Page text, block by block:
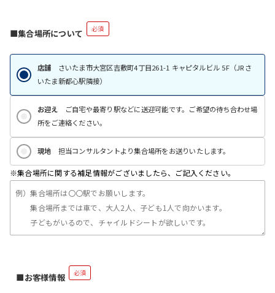
■集合場所について 必須
店舗 さいたま市大宮区吉敷町4丁目261-1 キャピタルビル 5F（JRさ
いたま新都心駅隣接）
お迎え
ご自宅や最寄り駅などに送迎可能です。ご希望の待ち合わせ場
所をご連絡ください。
現地 担当コンサルタントより集合場所をお送りいたします。
※集合場所に関する補足情報がございましたら、ご記入ください。
■お客様情報 必須